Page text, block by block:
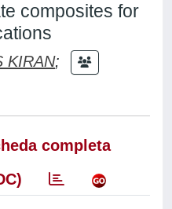
composites for
KIRAN;
completa